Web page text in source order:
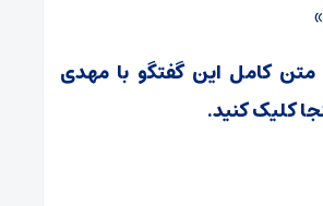
متن کامل این گفتگو با مهدی
کلیک کنید.